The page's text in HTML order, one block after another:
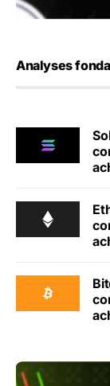
Analyses